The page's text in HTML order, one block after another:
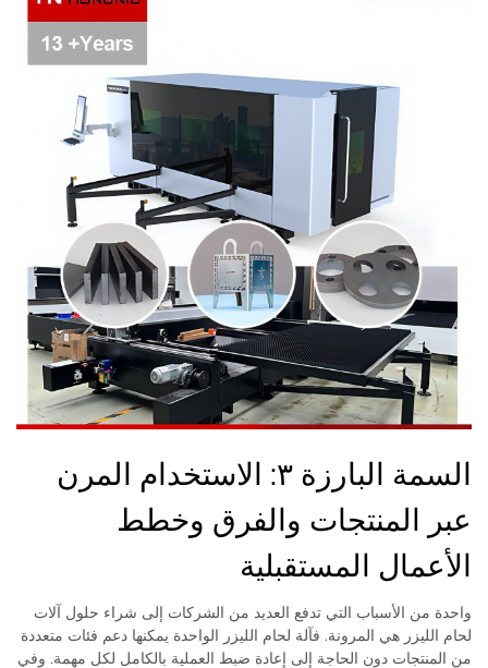
السمة البارزة ٣: الاستخدام المرن
عبر المنتجات والفرق وخطط
الأعمال المستقبلية
واحدة من الأسباب التي تدفع العديد من الشركات إلى شراء حلول آلات
لحام الليزر هي المرونة. فآلة لحام الليزر الواحدة يمكنها دعم فئات متعددة
من المنتجات دون الحاجة إلى إعادة ضبط العملية بالكامل لكل مهمة. وفي